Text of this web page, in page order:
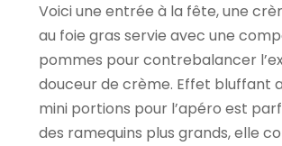
Voici une entrée à la fête, une
au foie gras servie avec une
pommes pour contrebalancer
douceur de crème. Effet bluffant
mini portions pour l’apéro est
des ramequins plus grands, elle